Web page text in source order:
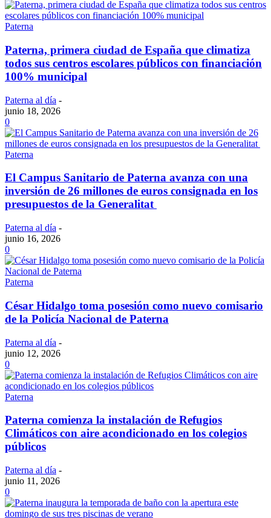
Paterna
Paterna, primera ciudad de España que climatiza
todos sus centros escolares públicos con financiación
100% municipal
Paterna al día -
junio 18, 2026
0
Paterna
El Campus Sanitario de Paterna avanza con una
inversión de 26 millones de euros consignada en los
presupuestos de la Generalitat
Paterna al día -
junio 16, 2026
0
Paterna
César Hidalgo toma posesión como nuevo comisario
de la Policía Nacional de Paterna
Paterna al día -
junio 12, 2026
0
Paterna
Paterna comienza la instalación de Refugios
Climáticos con aire acondicionado en los colegios
públicos
Paterna al día -
junio 11, 2026
0